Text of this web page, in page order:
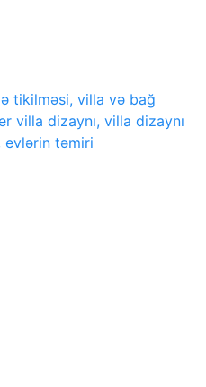
tikilməsi, villa və bağ
villa dizaynı, villa dizaynı
təmiri